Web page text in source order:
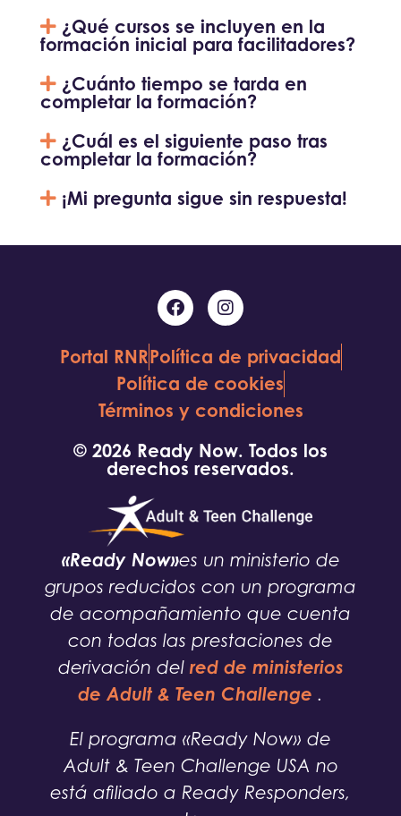
¿Qué cursos se incluyen en la
formación inicial para facilitadores?
¿Cuánto tiempo se tarda en
completar la formación?
¿Cuál es el siguiente paso tras
completar la formación?
¡Mi pregunta sigue sin respuesta!
Portal RNRPolítica de privacidad
Política de cookies
Términos y condiciones
© 2026 Ready Now. Todos los
derechos reservados.
«Ready Now»es un ministerio de
grupos reducidos con un programa
de acompañamiento que cuenta
con todas las prestaciones de
derivación del red de ministerios
de Adult & Teen Challenge .
El programa «Ready Now» de
Adult & Teen Challenge USA no
está afiliado a Ready Responders,